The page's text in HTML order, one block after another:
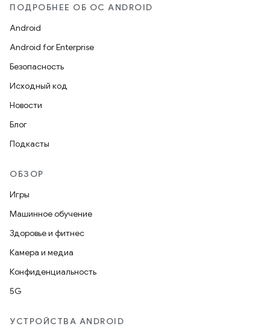
ПОДРОБНЕЕ ОБ ОС ANDROID
Android
Android for Enterprise
Безопасность
Исходный код
Новости
Блог
Подкасты
ОБЗОР
Игры
Машинное обучение
Здоровье и фитнес
Камера и медиа
Конфиденциальность
5G
УСТРОЙСТВА ANDROID